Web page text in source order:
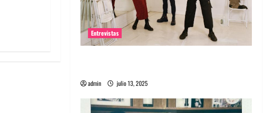
Entrevistas
admin julio 13, 2025